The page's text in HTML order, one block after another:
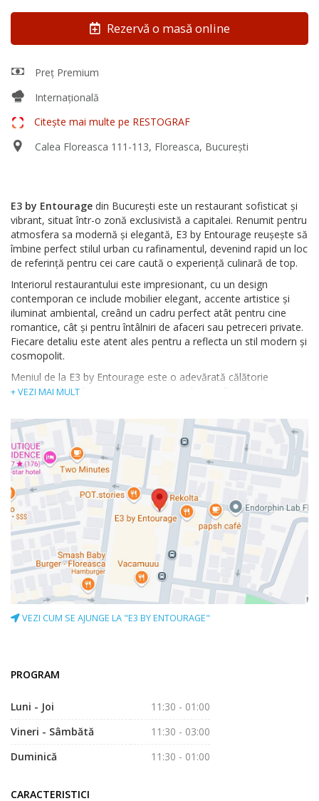
Rezervă o masă online
Preț Premium
Internațională
Citește mai multe pe RESTOGRAF
Calea Floreasca 111-113, Floreasca, București
E3 by Entourage din București este un restaurant sofisticat și
vibrant, situat într-o zonă exclusivistă a capitalei. Renumit pentru
atmosfera sa modernă și elegantă, E3 by Entourage reușește să
îmbine perfect stilul urban cu rafinamentul, devenind rapid un loc
de referință pentru cei care caută o experiență culinară de top.
Interiorul restaurantului este impresionant, cu un design
contemporan ce include mobilier elegant, accente artistice și
iluminat ambiental, creând un cadru perfect atât pentru cine
romantice, cât și pentru întâlniri de afaceri sau petreceri private.
Fiecare detaliu este atent ales pentru a reflecta un stil modern și
cosmopolit.
Meniul de la E3 by Entourage este o adevărată călătorie
culinară, oferind preparate internaționale cu influențe din
ingrediente de înaltă calitate. De la aperitive creative și feluri
principale rafinate, până la deserturi delicioase, fiecare farfurie
este o operă de artă, atât în prezentare, cât și în gust.
+ VEZI MAI MULT
VEZI CUM SE AJUNGE LA "E3 BY ENTOURAGE"
PROGRAM
Luni - Joi
11:30 - 01:00
Vineri - Sâmbătă
11:30 - 03:00
Duminică
11:30 - 01:00
CARACTERISTICI